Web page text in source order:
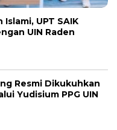
UPT SAIK
UIN Raden
Resmi Dikukuhkan
Yudisium PPG UIN